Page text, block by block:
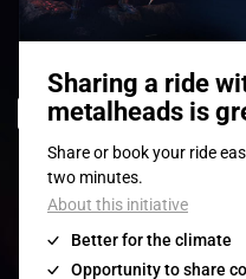
© 2008-2026- Apache
POLICY|ALGEMENE VOORWAARDEN
Contact:GENERAL| PARTNERSHIPS
NEIGHBOURS